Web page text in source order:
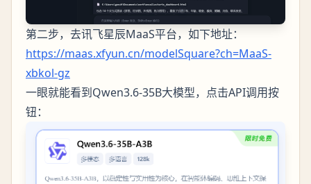
第二步，去讯飞星辰MaaS平台，如下地址：
https://maas.xfyun.cn/modelSquare?ch=MaaS-
xbkol-gz
一眼就能看到Qwen3.6-35B大模型，点击API调用按
钮：